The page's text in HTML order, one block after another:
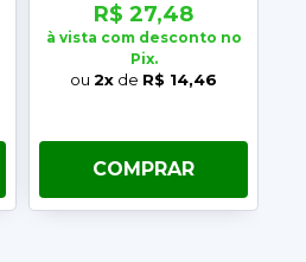
R$ 27,48
à vista com desconto no
Pix.
ou 2x de R$ 14,46
COMPRAR